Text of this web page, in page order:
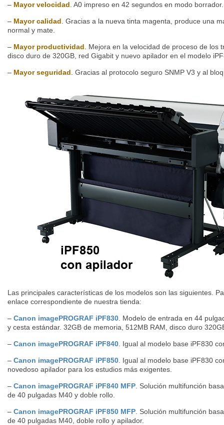
– Mayor velocidad. A0 impreso en 42 segundos en modo borrador.
– Mayor calidad. Gracias a la nueva tinta magenta, produce una
normal y mate.
– Mayor productividad. Mejora en la velocidad de proceso de los
disco duro de 320GB, red Gigabit y nuevo apilador en el modelo
– Mayor seguridad. Gracias al protocolo seguro SNMP V3 y al
Las principales características de los modelos son las siguientes.
enlace correspondiente de nuestra tienda:
– Canon imagePROGRAF iPF830 . Modelo de entrada en 44
y cesta estándar. 32GB de memoria, 512MB RAM, disco duro
– Canon imagePROGRAF iPF840 . Igual al modelo base iPF830
– Canon imagePROGRAF iPF850 . Igual al modelo base iPF830
novedoso apilador para los estudios más exigentes.
– Canon imagePROGRAF iPF840 MFP . Solución multifunción
de 40 pulgadas M40 y doble rollo.
– Canon imagePROGRAF iPF850 MFP . Solución multifunción
de 40 pulgadas M40, doble rollo y apilador.